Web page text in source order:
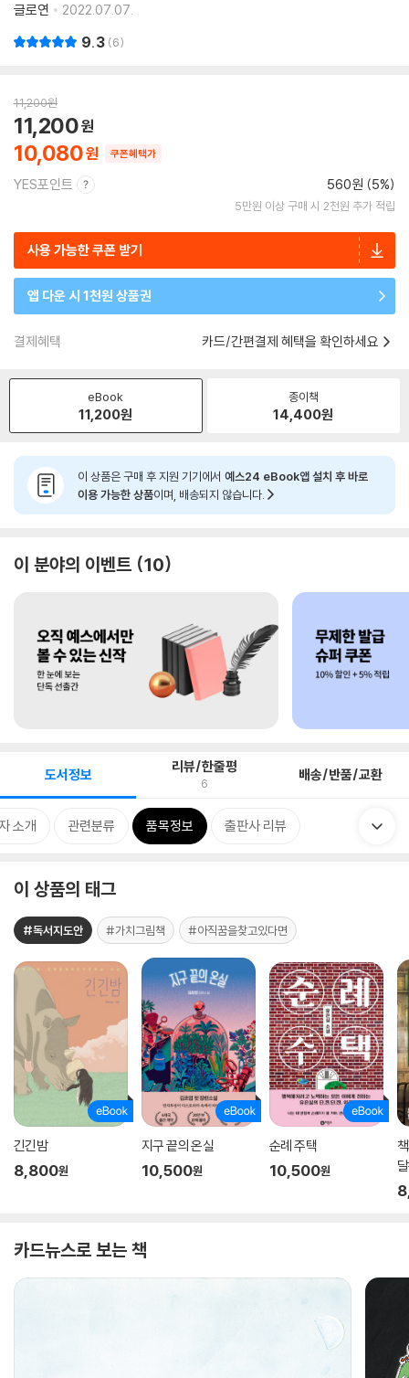
글로연
2022.07.07.
9.3 6
11,200원
10,080
11,200
쿠폰혜택가
YES포인트 560원 (5%)
5만원 이상 구매 시 2천원 추가 적립
사용 가능한 쿠폰 받기
앱 다운 시 1천원 상품권
결제혜택 카드/간편결제 혜택을 확인하세요
eBook
11,200원
종이책
14,400원
이 상품은 구매 후 지원 기기에서 예스24 eBook앱 설치 후 바로
이용 가능한 상품이며, 배송되지 않습니다.
이 분야의 이벤트 10
도서정보 리뷰/한줄평
6 배송/반품/교환
소개 관련분류 품목정보 출판사 리뷰
이 상품의 태그
#독서지도안 #가치그림책 #아직꿈을찾고있다면
긴긴밤
8,800원
지구 끝의 온실
10,500원
순례 주택
10,500원
카드뉴스로 보는 책